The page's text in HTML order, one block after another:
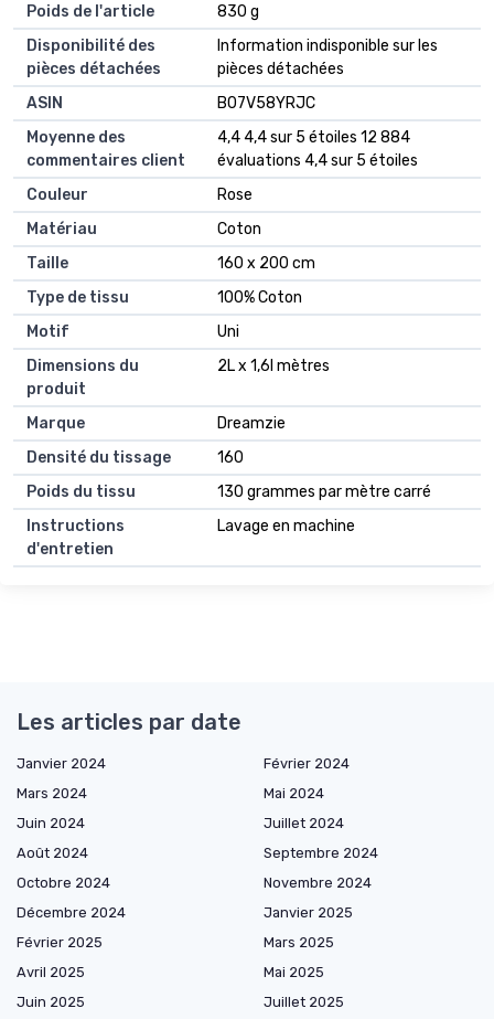
Poids de l'article
‎830 g
Disponibilité des
pièces détachées
‎Information indisponible sur les
pièces détachées
ASIN
B07V58YRJC
Moyenne des
commentaires client
4,4 4,4 sur 5 étoiles 12 884
évaluations 4,4 sur 5 étoiles
Couleur
Rose
Matériau
Coton
Taille
160 x 200 cm
Type de tissu
100% Coton
Motif
Uni
Dimensions du
produit
2L x 1,6l mètres
Marque
Dreamzie
Densité du tissage
160
Poids du tissu
130 grammes par mètre carré
Instructions
d'entretien
Lavage en machine
Les articles par date
Janvier 2024
Février 2024
Mars 2024
Mai 2024
Juin 2024
Juillet 2024
Août 2024
Septembre 2024
Octobre 2024
Novembre 2024
Décembre 2024
Janvier 2025
Février 2025
Mars 2025
Avril 2025
Mai 2025
Juin 2025
Juillet 2025